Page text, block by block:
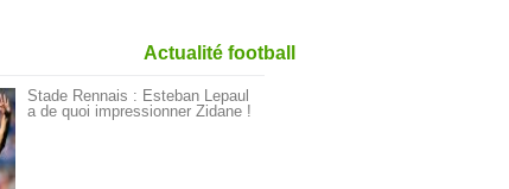
Actualité football
Stade Rennais : Esteban Lepaul
a de quoi impressionner Zidane !